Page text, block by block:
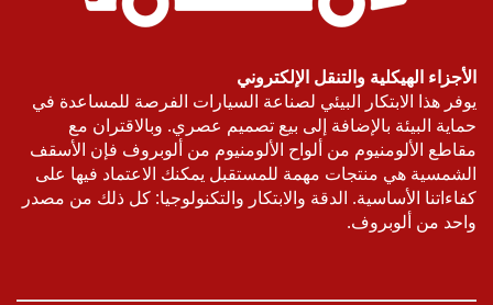
الهيكلية والتنقل الإلكتروني
هذا الابتكار البيئي لصناعة السيارات الفرصة للمساعدة في
البيئة بالإضافة إلى بيع تصميم عصري. وبالاقتران مع
الألومنيوم من ألواح الألومنيوم من ألوبروف فإن الأسقف
هي منتجات مهمة للمستقبل يمكنك الاعتماد فيها على
الأساسية. الدقة والابتكار والتكنولوجيا: كل ذلك من مصدر
من ألوبروف.